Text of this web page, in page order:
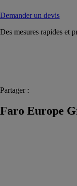
Demander un devis
Des mesures rapides et
Partager :
Faro Europe